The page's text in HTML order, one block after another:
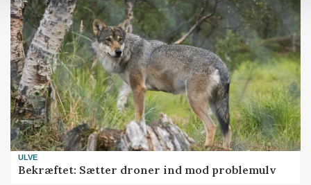
ULVE
Bekræftet: Sætter droner ind mod problemulv